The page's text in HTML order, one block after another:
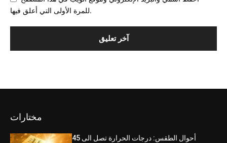
للمرة الأولى التي أعلق فيها.
مختارات
أحوال الطقس: درجات الحرارة تصل الى 45